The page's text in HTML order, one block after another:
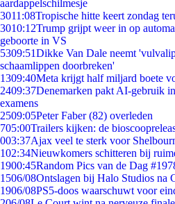
aardappelschilmesje
3011:08Tropische hitte keert zondag
3010:12Trump grijpt weer in op
geboorte in VS
5309:51Dikke Van Dale neemt
schaamlippen doorbreken'
1309:40Meta krijgt half miljard boete
2409:37Denemarken pakt AI-gebruik
examens
2509:05Peter Faber (82) overleden
705:00Trailers kijken: de
003:37Ajax veel te sterk voor
102:34Nieuwkomers schitteren bij
1900:45Random Pics van de Dag
1506/08Ontslagen bij Halo Studios na
1906/08PS5-doos waarschuwt voor